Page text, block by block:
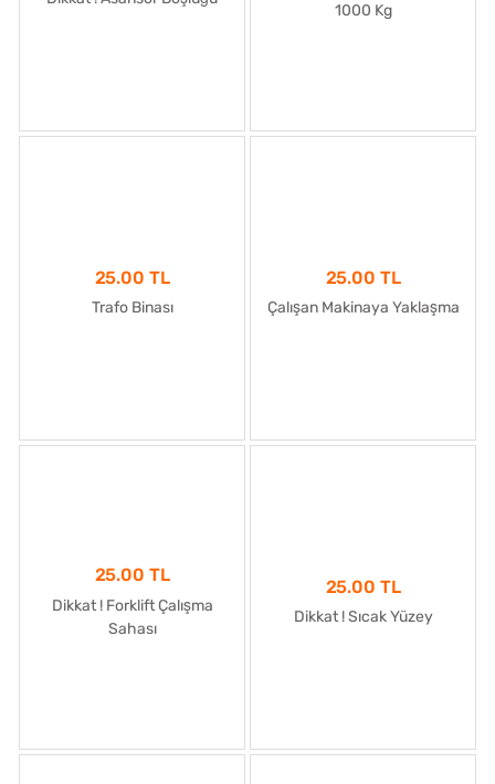
1000 Kg
25.00 TL
Trafo Binası
25.00 TL
Çalışan Makinaya Yaklaşma
25.00 TL
Dikkat ! Forklift Çalışma
Sahası
25.00 TL
Dikkat ! Sıcak Yüzey